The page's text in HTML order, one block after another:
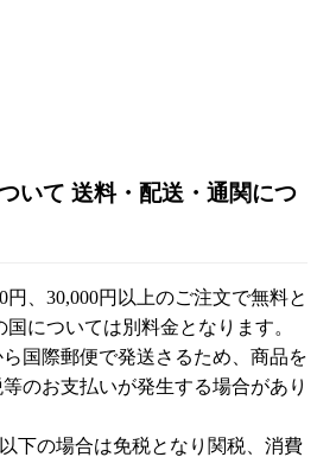
いて 送料・配送・通関につ
、30,000円以上のご注文で無料と
については別料金となります。
国際郵便で発送さるため、商品を
のお支払いが発生する場合があり
下の場合は免税となり関税、消費